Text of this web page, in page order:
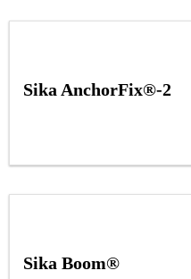
Sika AnchorFix®-2
Sika Boom®